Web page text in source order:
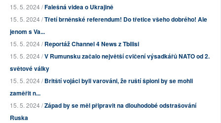
15. 5. 2024 /Falešná videa o Ukrajině
15. 5. 2024 /Třetí brněnské referendum! Do třetice všeho dobrého! Ale
jenom s Va...
15. 5. 2024 /Reportáž Channel 4 News z Tbilisi
15. 5. 2024 /V Rumunsku začalo největší cvičení výsadkářů NATO od 2.
světové války
15. 5. 2024 /Britští vojáci byli varováni, že ruští špioni by se mohli
zaměřit n...
15. 5. 2024 /Západ by se měl připravit na dlouhodobé odstrašování
Ruska